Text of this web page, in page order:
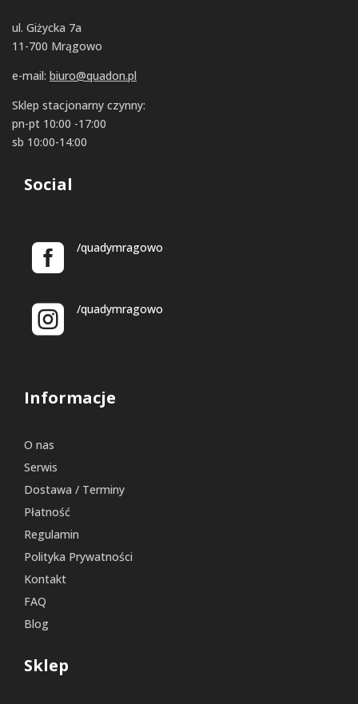
ul. Giżycka 7a
11-700 Mrągowo
e-mail: biuro@quadon.pl
Sklep stacjonarny czynny:
pn-pt 10:00 -17:00
sb 10:00-14:00
Social
/quadymragowo
/quadymragowo
Informacje
O nas
Serwis
Dostawa / Terminy
Płatność
Regulamin
Polityka Prywatności
Kontakt
FAQ
Blog
Sklep